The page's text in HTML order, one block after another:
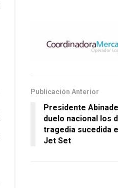
Publicación Anterior
Presidente
duelo nacional los
tragedia sucedida
Jet Set